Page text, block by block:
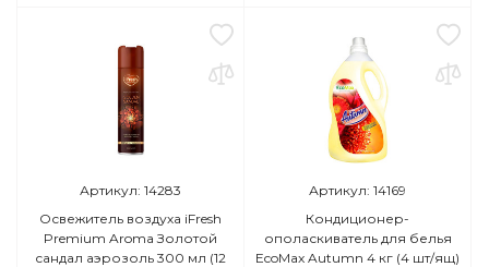
Артикул: 14283
Освежитель воздуха iFresh
Premium Aroma Золотой
сандал аэрозоль 300 мл (12
Артикул: 14169
Кондиционер-
ополаскиватель для белья
EcoMax Autumn 4 кг (4 шт/ящ)